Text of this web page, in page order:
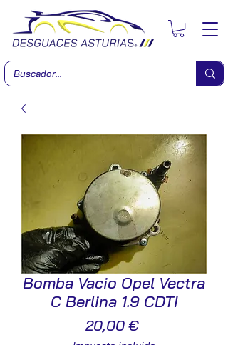
Bomba Vacio Opel Vectra
C Berlina 1.9 CDTI
20,00 €Precio